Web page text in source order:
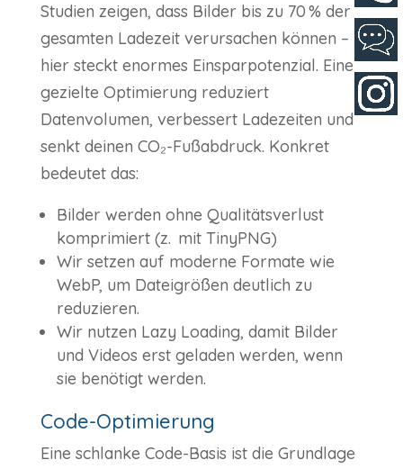
Studien zeigen, dass Bilder bis zu 70 % der
gesamten Ladezeit verursachen können –
hier steckt enormes Einsparpotenzial. Eine
gezielte Optimierung reduziert
Datenvolumen, verbessert Ladezeiten und
senkt deinen CO₂-Fußabdruck. Konkret
bedeutet das:
Bilder werden ohne Qualitätsverlust
komprimiert (z. mit TinyPNG)
Wir setzen auf moderne Formate wie
WebP, um Dateigrößen deutlich zu
reduzieren.
Wir nutzen Lazy Loading, damit Bilder
und Videos erst geladen werden, wenn
sie benötigt werden.
Code-Optimierung
Eine schlanke Code-Basis ist die Grundlage